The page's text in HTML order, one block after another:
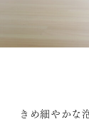
きめ細やかな